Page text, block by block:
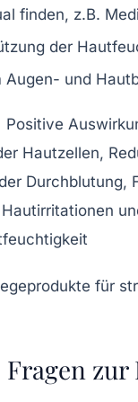
finden, z.B.
der
und
Positive
Hautzellen,
Durchblutung,